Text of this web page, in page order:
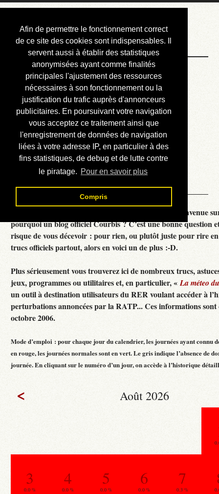
Afin de permettre le fonctionnement correct
de ce site des cookies sont indispensables. Il
servent aussi à établir des statistiques
anonymisées ayant comme finalités
principales l'ajustement des ressources
nécessaires à son fonctionnement ou la
justification du trafic auprès d'annonceurs
publicitaires. En poursuivant votre navigation
vous acceptez ce traitement ainsi que
l'enregistrement de données de navigation
liées à votre adresse IP, en particulier à des
fins statistiques, de debug et de lutte contre
le piratage. Pour en savoir plus
Compris
Courbis, « LE »
Blog Officiel
Bienvenue
Réalisations
Divers (et d’été)
Annonces
Liens externes
Téléchargement
Contact
Courbis, « LE » Blog Officiel - je vous souhaite la bienvenue
pourquoi un blog officiel Courbis ? C’est une bonne question
risque de vous décevoir : pour rien, ou plutôt juste pour rire
trucs officiels partout, alors en voici un de plus :-D.
Plus sérieusement vous trouverez ici de nombreux trucs,
jeux, programmes ou utilitaires et, en particulier, «La méteo
un outil à destination utilisateurs du RER voulant accéder à
perturbations annoncées par la RATP... Ces informations sont
octobre 2006.
Mode d’emploi : pour chaque jour du calendrier, les journées ayant connu
en rouge, les journées normales sont en vert. Le gris indique l’absence de
journée. En cliquant sur le numéro d’un jour, on accède à l’historique
< Août 2026
3
0.0 %
4
0.0 %
5
0.0 %
6
0.0 %
7
0.3 %